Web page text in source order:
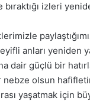
bıraktığı izleri
anları yeniden
dair güçlü bir
nebze olsun
yaşatmak için